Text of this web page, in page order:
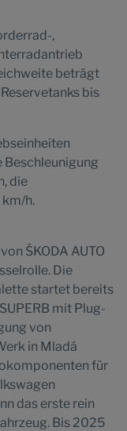
,
beträgt
bis
Beschleunigung
die
h.
ŠKODA AUTO
Die
startet bereits
mit Plug-
von
in Mladá
für
das erste rein
Bis 2025